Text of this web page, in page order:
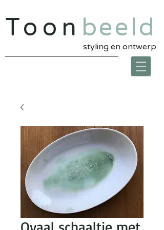
Toon beeld
styling en ontwerp